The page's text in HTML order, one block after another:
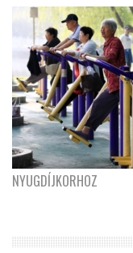
NYUGDÍJKORHOZ